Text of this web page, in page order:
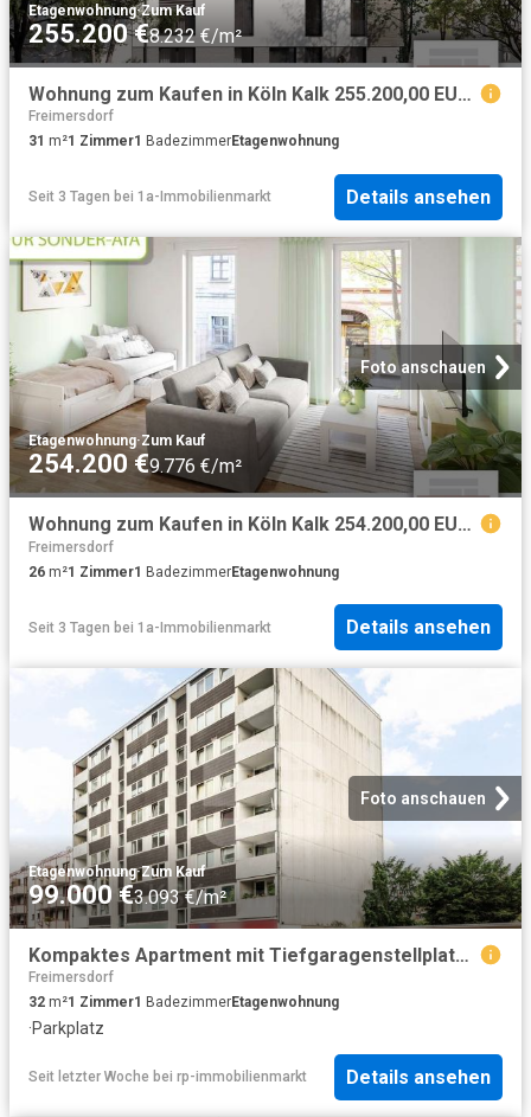
Etagenwohnung·Zum Kauf
255.200 €8.232 €/m²
Wohnung zum Kaufen in Köln Kalk 255.200,00 EUR 31.47 m²
Freimersdorf
31 m²1 Zimmer1 BadezimmerEtagenwohnung
Seit 3 Tagen bei 1a-Immobilienmarkt Details ansehen
Foto anschauen
Etagenwohnung·Zum Kauf
254.200 €9.776 €/m²
Wohnung zum Kaufen in Köln Kalk 254.200,00 EUR 26.59 m²
Freimersdorf
26 m²1 Zimmer1 BadezimmerEtagenwohnung
Seit 3 Tagen bei 1a-Immobilienmarkt Details ansehen
Foto anschauen
Etagenwohnung·Zum Kauf
99.000 €3.093 €/m²
Kompaktes Apartment mit Tiefgaragenstellplatz in zentraler Lage von Köln Porz
Freimersdorf
32 m²1 Zimmer1 BadezimmerEtagenwohnung
·Parkplatz
Seit letzter Woche bei rp-immobilienmarkt Details ansehen